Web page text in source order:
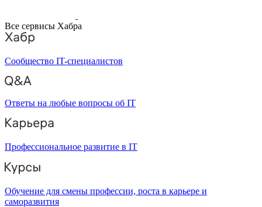
Все сервисы Хабра
Сообщество IT-специалистов
Ответы на любые вопросы об IT
Профессиональное развитие в IT
Обучение для смены профессии, роста в карьере и
саморазвития